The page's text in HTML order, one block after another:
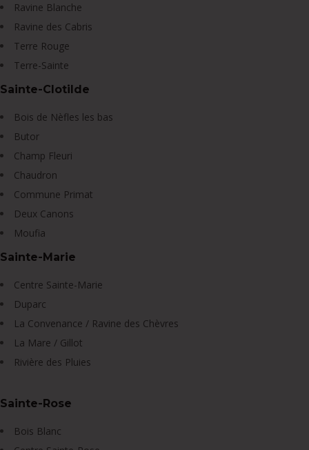
Ravine Blanche
Ravine des Cabris
Terre Rouge
Terre-Sainte
Sainte-Clotilde
Bois de Nèfles les bas
Butor
Champ Fleuri
Chaudron
Commune Primat
Deux Canons
Moufia
Sainte-Marie
Centre Sainte-Marie
Duparc
La Convenance / Ravine des Chèvres
La Mare / Gillot
Rivière des Pluies
Sainte-Rose
Bois Blanc